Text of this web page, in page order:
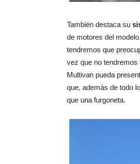
También destaca su
de motores del
tendremos que
vez que no tendremos
Multivan pueda
que, además de todo
que una furgoneta.